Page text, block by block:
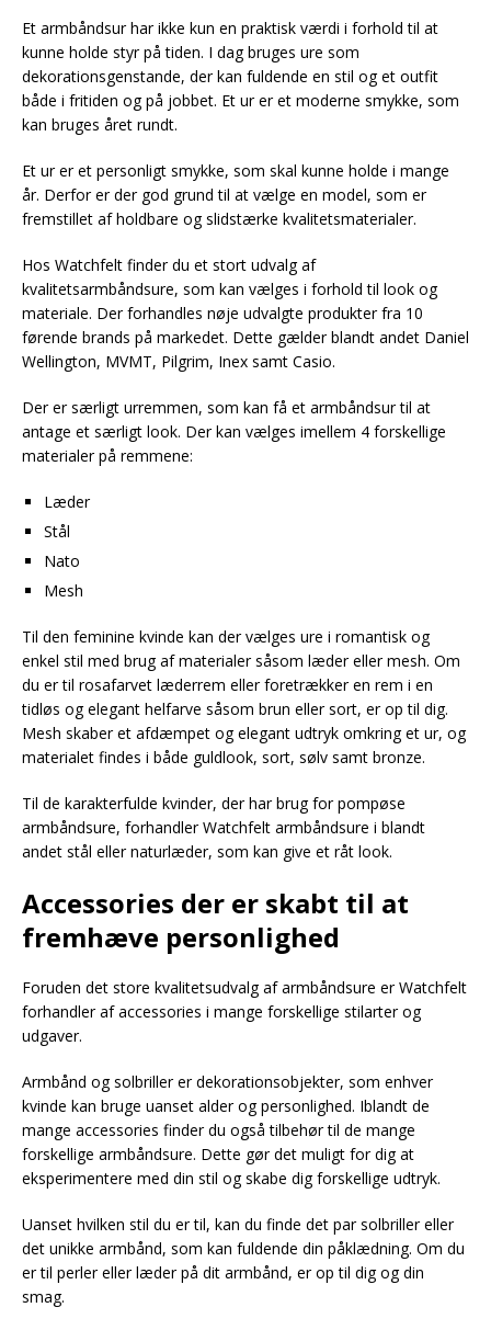
Et armbåndsur har ikke kun en praktisk værdi i forhold til at
kunne holde styr på tiden. I dag bruges ure som
dekorationsgenstande, der kan fuldende en stil og et outfit
både i fritiden og på jobbet. Et ur er et moderne smykke, som
kan bruges året rundt.
Et ur er et personligt smykke, som skal kunne holde i mange
år. Derfor er der god grund til at vælge en model, som er
fremstillet af holdbare og slidstærke kvalitetsmaterialer.
Hos Watchfelt finder du et stort udvalg af
kvalitetsarmbåndsure, som kan vælges i forhold til look og
materiale. Der forhandles nøje udvalgte produkter fra 10
førende brands på markedet. Dette gælder blandt andet Daniel
Wellington, MVMT, Pilgrim, Inex samt Casio.
Der er særligt urremmen, som kan få et armbåndsur til at
antage et særligt look. Der kan vælges imellem 4 forskellige
materialer på remmene:
Læder
Stål
Nato
Mesh
Til den feminine kvinde kan der vælges ure i romantisk og
enkel stil med brug af materialer såsom læder eller mesh. Om
du er til rosafarvet læderrem eller foretrækker en rem i en
tidløs og elegant helfarve såsom brun eller sort, er op til dig.
Mesh skaber et afdæmpet og elegant udtryk omkring et ur, og
materialet findes i både guldlook, sort, sølv samt bronze.
Til de karakterfulde kvinder, der har brug for pompøse
armbåndsure, forhandler Watchfelt armbåndsure i blandt
andet stål eller naturlæder, som kan give et råt look.
Accessories der er skabt til at
fremhæve personlighed
Foruden det store kvalitetsudvalg af armbåndsure er Watchfelt
forhandler af accessories i mange forskellige stilarter og
udgaver.
Armbånd og solbriller er dekorationsobjekter, som enhver
kvinde kan bruge uanset alder og personlighed. Iblandt de
mange accessories finder du også tilbehør til de mange
forskellige armbåndsure. Dette gør det muligt for dig at
eksperimentere med din stil og skabe dig forskellige udtryk.
Uanset hvilken stil du er til, kan du finde det par solbriller eller
det unikke armbånd, som kan fuldende din påklædning. Om du
er til perler eller læder på dit armbånd, er op til dig og din
smag.